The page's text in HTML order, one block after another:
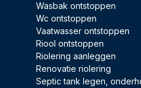
Wasbak ontstoppen
Wc ontstoppen
Vaatwasser ontstoppen
Riool ontstoppen
Riolering aanleggen
Renovatie riolering
Septic tank legen,